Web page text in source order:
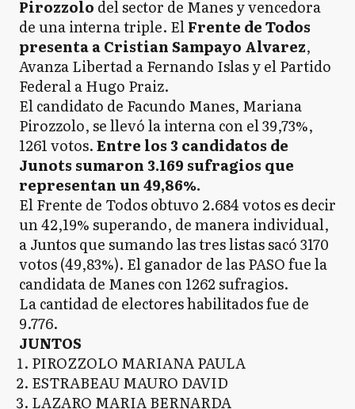
Pirozzolo del sector de Manes y vencedora
de una interna triple. ElFrente de Todos
presenta a Cristian Sampayo Alvarez,
Avanza Libertad a Fernando Islas y el Partido
Federal a Hugo Praiz.
El candidato de Facundo Manes, Mariana
Pirozzolo, se llevó la interna con el 39,73%,
1261 votos.Entre los 3 candidatos de
Junots sumaron 3.169 sufragios que
representan un 49,86%.
El Frente de Todos obtuvo 2.684 votos es decir
un 42,19% superando, de manera individual,
a Juntos que sumando las tres listas sacó 3170
votos (49,83%). El ganador de las PASO fue la
candidata de Manes con 1262 sufragios.
La cantidad de electores habilitados fue de
9.776.
JUNTOS
PIROZZOLO MARIANA PAULA
ESTRABEAU MAURO DAVID
LAZARO MARIA BERNARDA